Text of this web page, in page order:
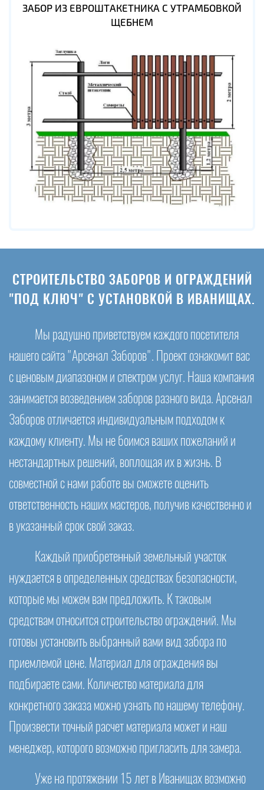
ЗАБОР ИЗ ЕВРОШТАКЕТНИКА С УТРАМБОВКОЙ
ЩЕБНЕМ
СТРОИТЕЛЬСТВО ЗАБОРОВ И ОГРАЖДЕНИЙ
"ПОД КЛЮЧ" С УСТАНОВКОЙ В ИВАНИЩАХ.
Мы радушно приветствуем каждого посетителя
нашего сайта "Арсенал Заборов". Проект ознакомит вас
с ценовым диапазоном и спектром услуг. Наша компания
занимается возведением заборов разного вида. Арсенал
Заборов отличается индивидуальным подходом к
каждому клиенту. Мы не боимся ваших пожеланий и
нестандартных решений, воплощая их в жизнь. В
совместной с нами работе вы сможете оценить
ответственность наших мастеров, получив качественно и
в указанный срок свой заказ.
Каждый приобретенный земельный участок
нуждается в определенных средствах безопасности,
которые мы можем вам предложить. К таковым
средствам относится строительство ограждений. Мы
готовы установить выбранный вами вид забора по
приемлемой цене. Материал для ограждения вы
подбираете сами. Количество материала для
конкретного заказа можно узнать по нашему телефону.
Произвести точный расчет материала может и наш
менеджер, которого возможно пригласить для замера.
Уже на протяжении 15 лет в Иванищах возможно